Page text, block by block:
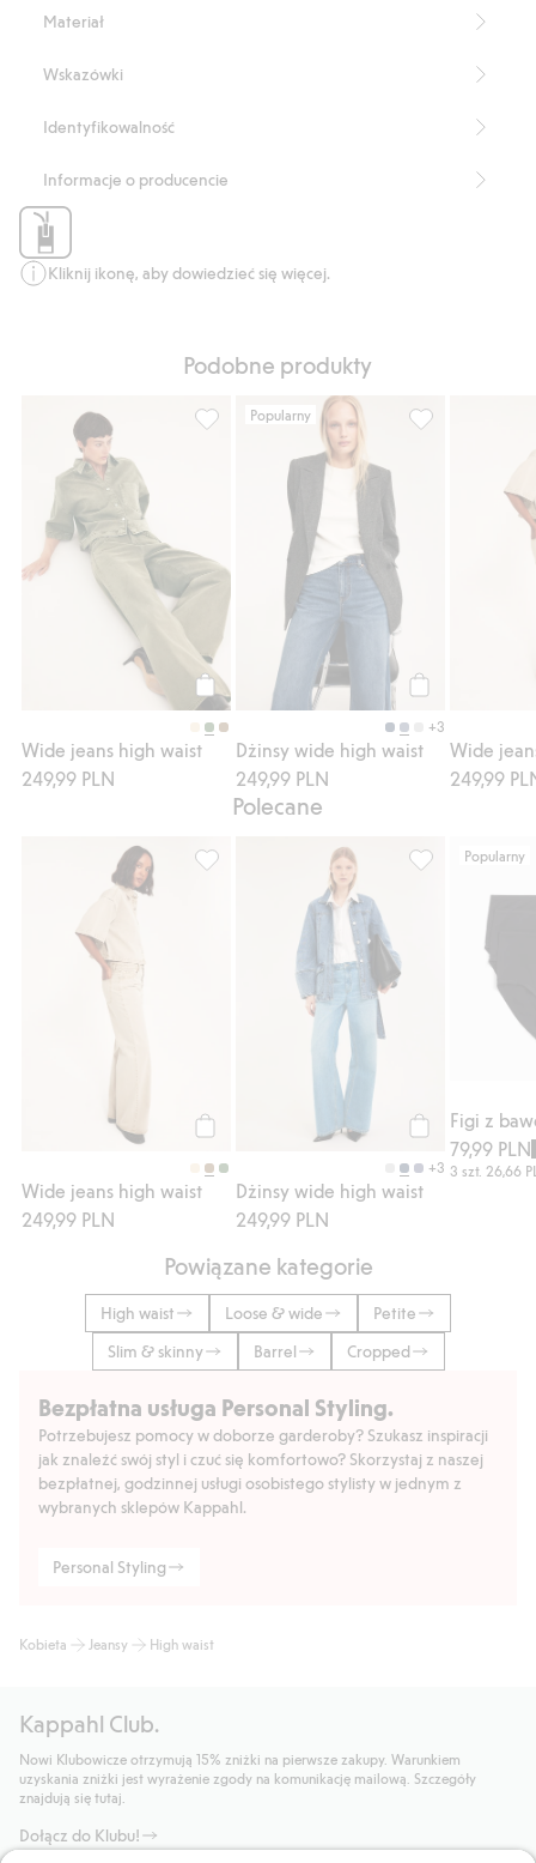
Model z pięcioma kieszeniami
Wewnętrzna długość nogawki: 82 cm w rozmiarze 38
Materiał
Wskazówki
Identyfikowalność
Informacje o producencie
Kliknij ikonę, aby dowiedzieć się więcej.
Podobne produkty
Kup
Wide jeans high waist
249,99 PLN
Wide jeans high waist, Dodaj do listy
Popularny
+3
Dżinsy wide high waist
249,99 PLN
Wide
249,99
Polecane
Wide jeans high waist
249,99 PLN
Wide jeans high waist, Dodaj do listy
+3
Dżinsy wide high waist
249,99 PLN
Popularny
Figi z
79,99 PLN
3 szt.26,66
Powiązane kategorie
High waist Loose & wide
Petite
Slim & skinny
Barrel Cropped
Bezpłatna usługa Personal Styling.
Potrzebujesz pomocy w doborze garderoby? Szukasz inspiracji
jak znaleźć swój styl i czuć się komfortowo? Skorzystaj z naszej
bezpłatnej, godzinnej usługi osobistego stylisty w jednym z
wybranych sklepów Kappahl.
Personal Styling
Kobieta Jeansy High waist
Kappahl Club.
Nowi Klubowicze otrzymują 15% zniżki na pierwsze zakupy. Warunkiem
uzyskania zniżki jest wyrażenie zgody na komunikację mailową. Szczegóły
znajdują się tutaj.
Dołącz do Klubu!